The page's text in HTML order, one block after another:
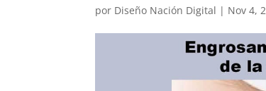
por Diseño Nación Digital | Nov 4,